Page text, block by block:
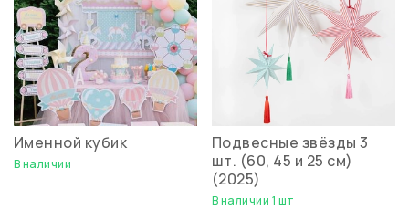
Именной кубик
В наличии
Подвесные звёзды 3
шт. (60, 45 и 25 см)
(2025)
В наличии 1 шт